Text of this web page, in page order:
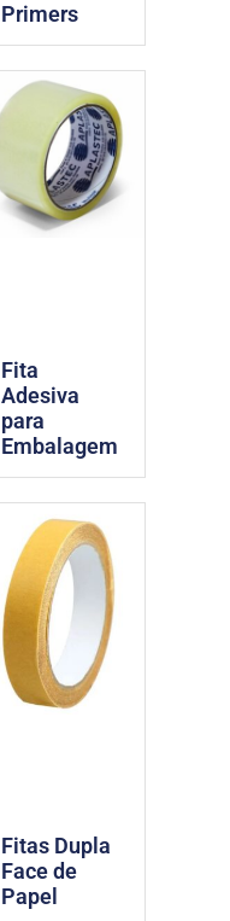
Primers
Fita
Adesiva
para
Embalagem
Fitas Dupla
Face de
Papel